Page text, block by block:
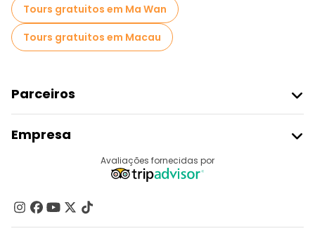
Tours gratuitos em Ma Wan
Tours gratuitos em Macau
Parceiros
Registo Do Fornecedor
Programa De Afiliados
Empresa
Contacte-Nos
Grupos
Avaliações fornecidas por